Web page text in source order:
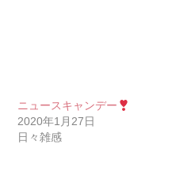
ニュースキャンデー
2020年1月27日
日々雑感